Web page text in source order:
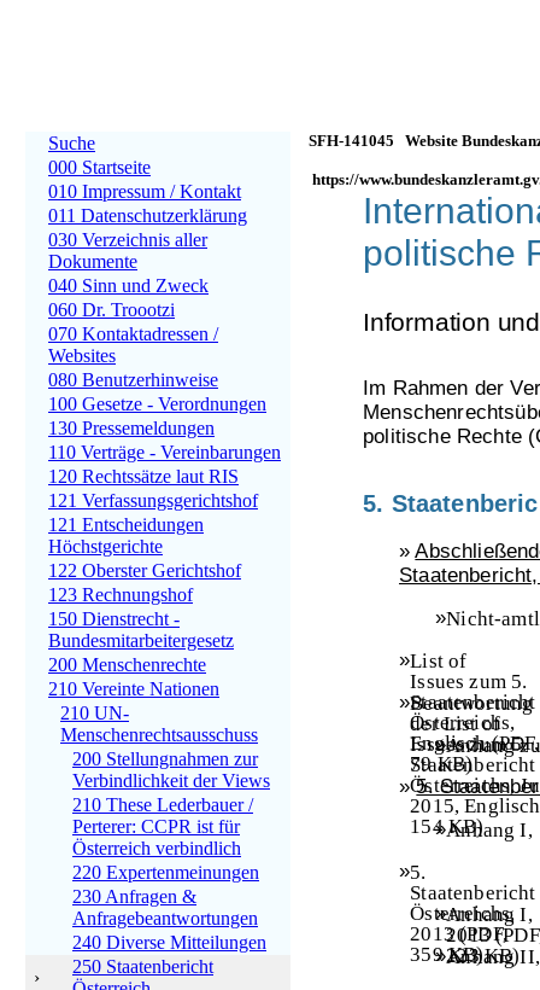
Suche
000 Startseite
010 Impressum / Kontakt
011 Datenschutzerklärung
030 Verzeichnis aller
Dokumente
040 Sinn und Zweck
060 Dr. Troootzi
070 Kontaktadressen /
Websites
080 Benutzerhinweise
100 Gesetze - Verordnungen
130 Pressemeldungen
110 Verträge - Vereinbarungen
120 Rechtssätze laut RIS
121 Verfassungsgerichtshof
121 Entscheidungen
Höchstgerichte
122 Oberster Gerichtshof
123 Rechnungshof
150 Dienstrecht -
Bundesmitarbeitergesetz
200 Menschenrechte
210 Vereinte Nationen
210 UN-
Menschenrechtsausschuss
200 Stellungnahmen zur
Verbindlichkeit der Views
210 These Lederbauer /
Perterer: CCPR ist für
Österreich verbindlich
220 Expertenmeinungen
230 Anfragen &
Anfragebeantwortungen
240 Diverse Mitteilungen
›
250 Staatenbericht
SFH-141045 Website
https://
politische
Information
Im Rahmen der
politische Rechte
5.
»
»Nicht-
139 KB)
»List of
Issues zum 5.
Staatenbericht
Österreichs,
Englisch(PDF,
79 KB)
»Beantwortung
derList of
Issueszum 5.
Staatenbericht
Österreichs,
2015,
154 KB)
»Anhang
derList of
Issues
Englisch
346 KB)
»5.
»Anhang I,
»5.
Staatenbericht
Österreichs,
2013(PDF,
359 KB)
»Anhang I,
2013
223 KB)
»Anhang II,